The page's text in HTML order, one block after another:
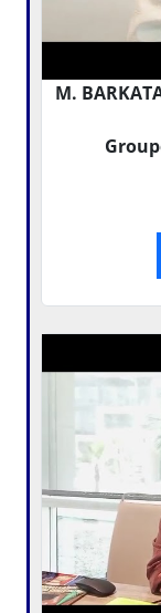
M.